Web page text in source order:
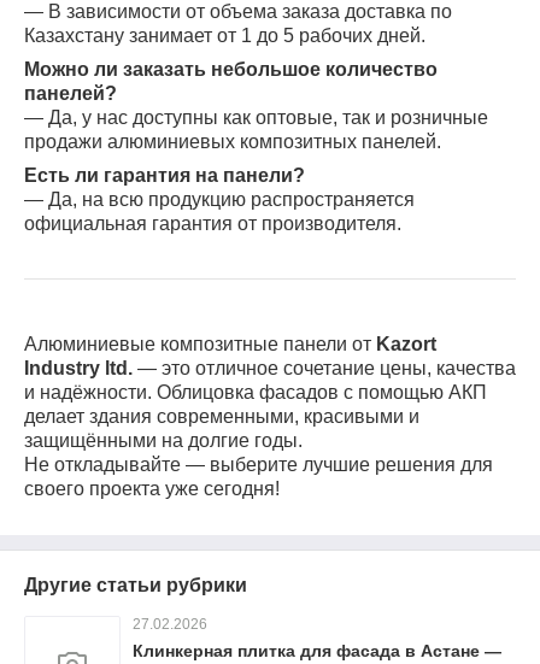
— В зависимости от объема заказа доставка по
Казахстану занимает от 1 до 5 рабочих дней.
Можно ли заказать небольшое количество
панелей?
— Да, у нас доступны как оптовые, так и розничные
продажи алюминиевых композитных панелей.
Есть ли гарантия на панели?
— Да, на всю продукцию распространяется
официальная гарантия от производителя.
Алюминиевые композитные панели от Kazort
Industry ltd. — это отличное сочетание цены, качества
и надёжности. Облицовка фасадов с помощью АКП
делает здания современными, красивыми и
защищёнными на долгие годы.
Не откладывайте — выберите лучшие решения для
своего проекта уже сегодня!
Другие статьи рубрики
27.02.2026
Клинкерная плитка для фасада в Астане —